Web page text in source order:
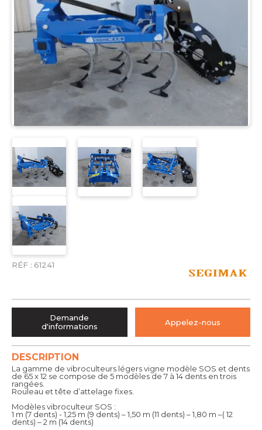
RÉF : 61241
DESCRIPTION
La gamme de vibroculteurs légers vigne modèle SOS et dents
de 65 x 12 se compose de 5 modèles de 7 à 14 dents en trois
rangées.
Rouleau et tête d’attelage fixes.
Modèles vibroculteur SOS :
1 m (7 dents) - 1,25 m (9 dents) – 1,50 m (11 dents) – 1,80 m –( 12
dents) – 2 m (14 dents)
Demande
d'informations
Appelez-nous